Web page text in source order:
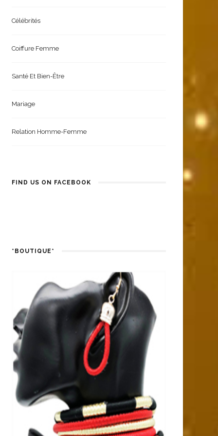
Célébrités
Coiffure Femme
Santé Et Bien-Être
Mariage
Relation Homme-Femme
FIND US ON FACEBOOK
*BOUTIQUE*